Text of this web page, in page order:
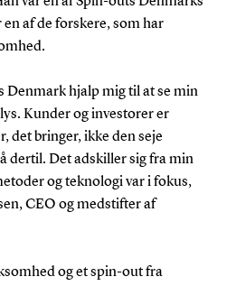
en af de forskere, som har
Denmark hjalp mig til at se min
Kunder og investorer er
det bringer, ikke den seje
dertil. Det adskiller sig fra min
og teknologi var i fokus,
CEO og medstifter af
og et spin-out fra